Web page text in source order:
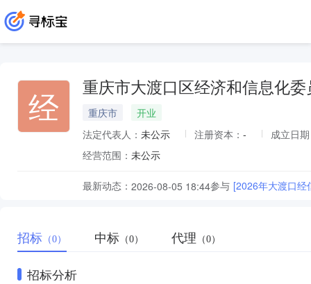
经 重庆市大渡口区经济和信息化委
重庆市
开业
法定代表人： 未公示 注册资本： -
成立日
经营范围： 未公示
最新动态： 2026-08-05 18:44参与 [2026年大渡口经
招标 （0） 中标 （0） 代理 （0）
招标分析